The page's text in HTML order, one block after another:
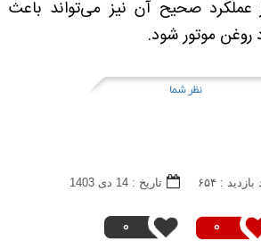
صحیح آن نیز می‌تواند باعث
روغن موتور شود.
نظر شما
0
0
: ۶۵۴ تاريخ : 14 دی 1403